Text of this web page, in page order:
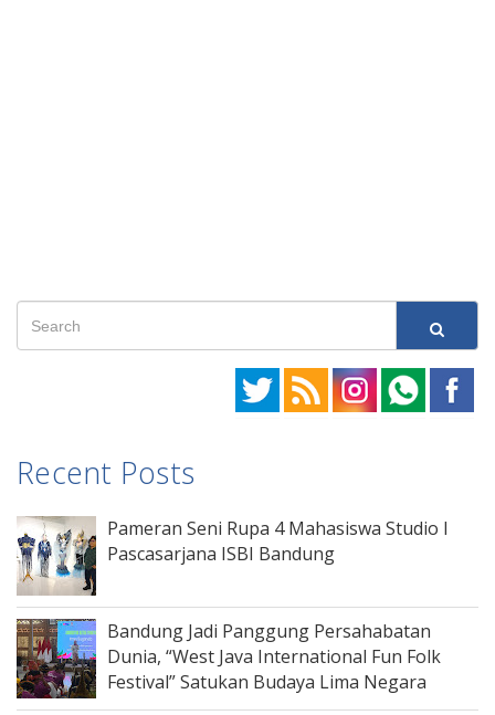
Recent Posts
Pameran Seni Rupa 4 Mahasiswa Studio I
Pascasarjana ISBI Bandung
Bandung Jadi Panggung Persahabatan
Dunia, “West Java International Fun Folk
Festival” Satukan Budaya Lima Negara